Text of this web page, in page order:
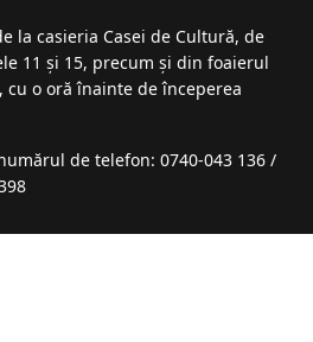
la casieria Casei de Cultură, de
11 și 15, precum și din foaierul
cu o oră înainte de începerea
de telefon: 0740-043 136 /